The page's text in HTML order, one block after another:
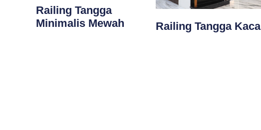
Railing Tangga
Minimalis Mewah
Railing Tangga Kaca